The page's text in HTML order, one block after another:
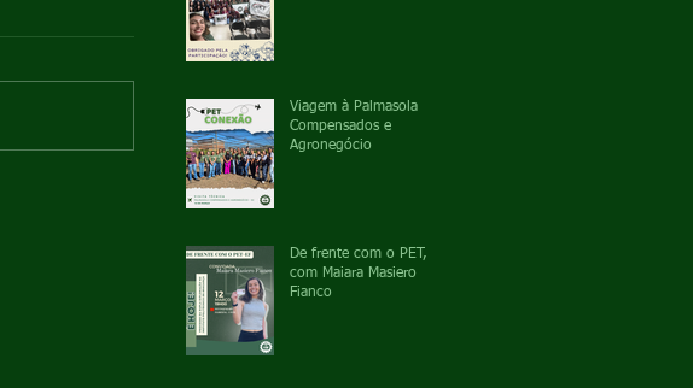
Viagem à Palmasola
Compensados e
Agronegócio
De frente com o PET,
com Maiara Masiero
Fianco